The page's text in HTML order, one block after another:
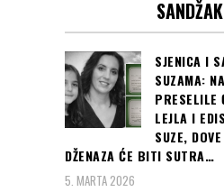
SANDŽAK
SJENICA I
SUZAMA:
PRESELILE
LEJLA I
SUZE,
DŽENAZA ĆE BITI SUTRA…
5. MARTA 2026